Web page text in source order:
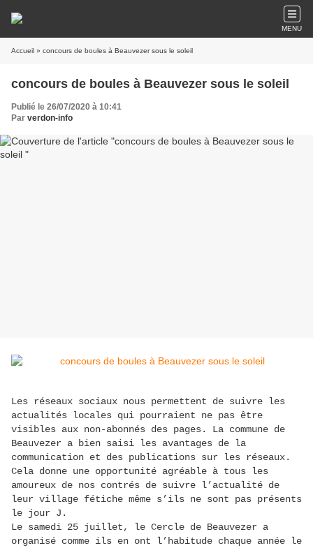
MENU
Accueil » concours de boules à Beauvezer sous le soleil
concours de boules à Beauvezer sous le soleil
Publié le 26/07/2020 à 10:41
Par verdon-info
Les réseaux sociaux nous permettent de suivre les
actualités locales qui pourraient ne pas être
visibles aux non-abonnés des pages. La commune de
Beauvezer a bien saisi les avantages de la
communication et des publications sur les réseaux.
Cela donne une opportunité agréable à tous les
amoureux de nos contrés de suivre l’actualité de
leur village fétiche même s’ils ne sont pas présents
le jour J.
Le samedi 25 juillet, le Cercle de Beauvezer a
organisé comme ils en ont l’habitude chaque année le